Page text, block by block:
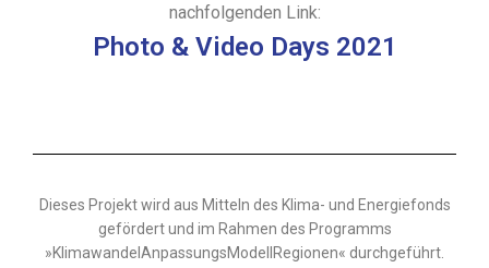
nachfolgenden Link:
Photo & Video Days 2021
Dieses Projekt wird aus Mitteln des Klima- und Energiefonds
gefördert und im Rahmen des Programms
»KlimawandelAnpassungsModellRegionen« durchgeführt.